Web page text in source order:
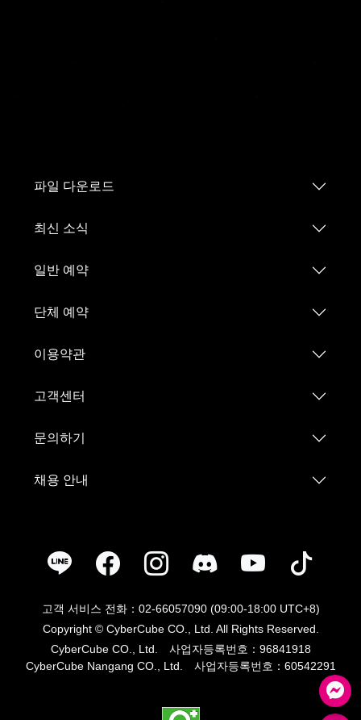
파일 다운로드
최신 소식
일반 예약
단체 예약
이용약관
고객센터
문의하기
채용 안내
고객 서비스 전화：02-66057090 (09:00-18:00 UTC+8)
Copyright © CyberCube CO., Ltd. All Rights Reserved.
CyberCube CO., Ltd. 사업자등록번호：96841918
CyberCube Nangang CO., Ltd. 사업자등록번호：60542291